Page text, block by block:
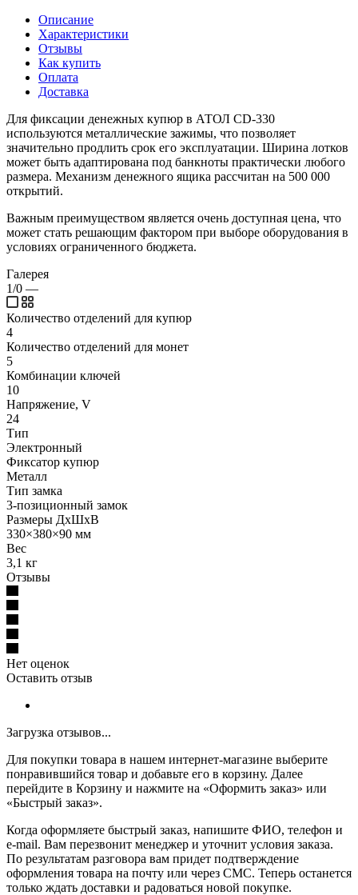
Описание
Характеристики
Отзывы
Как купить
Оплата
Доставка
Для фиксации денежных купюр в АТОЛ CD-330
используются металлические зажимы, что позволяет
значительно продлить срок его эксплуатации. Ширина лотков
может быть адаптирована под банкноты практически любого
размера. Механизм денежного ящика рассчитан на 500 000
открытий.
Важным преимуществом является очень доступная цена, что
может стать решающим фактором при выборе оборудования в
условиях ограниченного бюджета.
Галерея
1/0 —
Количество отделений для купюр
4
Количество отделений для монет
5
Комбинации ключей
10
Напряжение, V
24
Тип
Электронный
Фиксатор купюр
Металл
Тип замка
3-позиционный замок
Размеры ДхШхВ
330×380×90 мм
Вес
3,1 кг
Отзывы
Нет оценок
Оставить отзыв
Загрузка отзывов...
Для покупки товара в нашем интернет-магазине выберите
понравившийся товар и добавьте его в корзину. Далее
перейдите в Корзину и нажмите на «Оформить заказ» или
«Быстрый заказ».
Когда оформляете быстрый заказ, напишите ФИО, телефон и
e-mail. Вам перезвонит менеджер и уточнит условия заказа.
По результатам разговора вам придет подтверждение
оформления товара на почту или через СМС. Теперь останется
только ждать доставки и радоваться новой покупке.